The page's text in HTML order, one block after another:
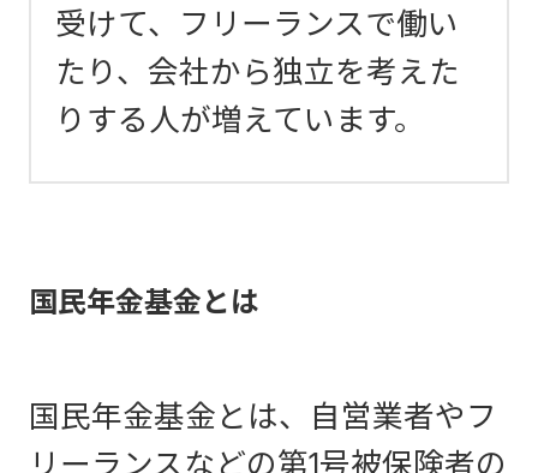
受けて、フリーランスで働い
たり、会社から独立を考えた
りする人が増えています。
国民年金基金とは
国民年金基金とは、自営業者やフ
リーランスなどの第1号被保険者の